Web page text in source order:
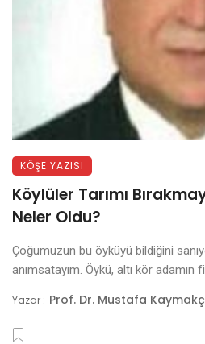
KÖŞE YAZISI
Köylüler Tarımı
Neler Oldu?
Çoğumuzun bu öyküyü bildiğini
anımsatayım. Öykü, altı kör adamın
Yazar : Prof. Dr. Mustafa